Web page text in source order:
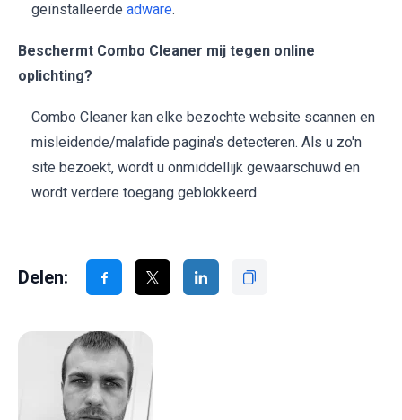
geïnstalleerde adware.
Beschermt Combo Cleaner mij tegen online
oplichting?
Combo Cleaner kan elke bezochte website scannen en
misleidende/malafide pagina's detecteren. Als u zo'n
site bezoekt, wordt u onmiddellijk gewaarschuwd en
wordt verdere toegang geblokkeerd.
Delen: